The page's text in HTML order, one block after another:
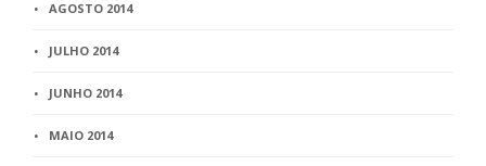
AGOSTO 2014
JULHO 2014
JUNHO 2014
MAIO 2014